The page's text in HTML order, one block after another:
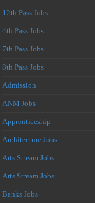
12th Pass Jobs
4th Pass Jobs
7th Pass Jobs
8th Pass Jobs
Admission
ANM Jobs
Apprenticeship
Architecture Jobs
Arts Stream Jobs
Arts Stream Jobs
Banks Jobs